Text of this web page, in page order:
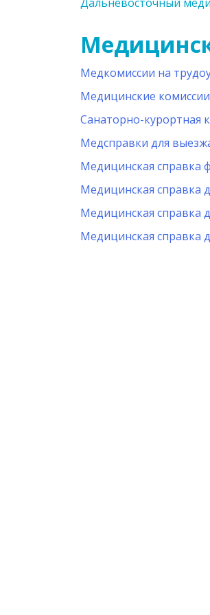
Медкомиссии на
Медицинские
Санаторно-курортная
Медсправки для
Медицинская справка
Медицинская справка
Медицинская справка
Медицинская справка